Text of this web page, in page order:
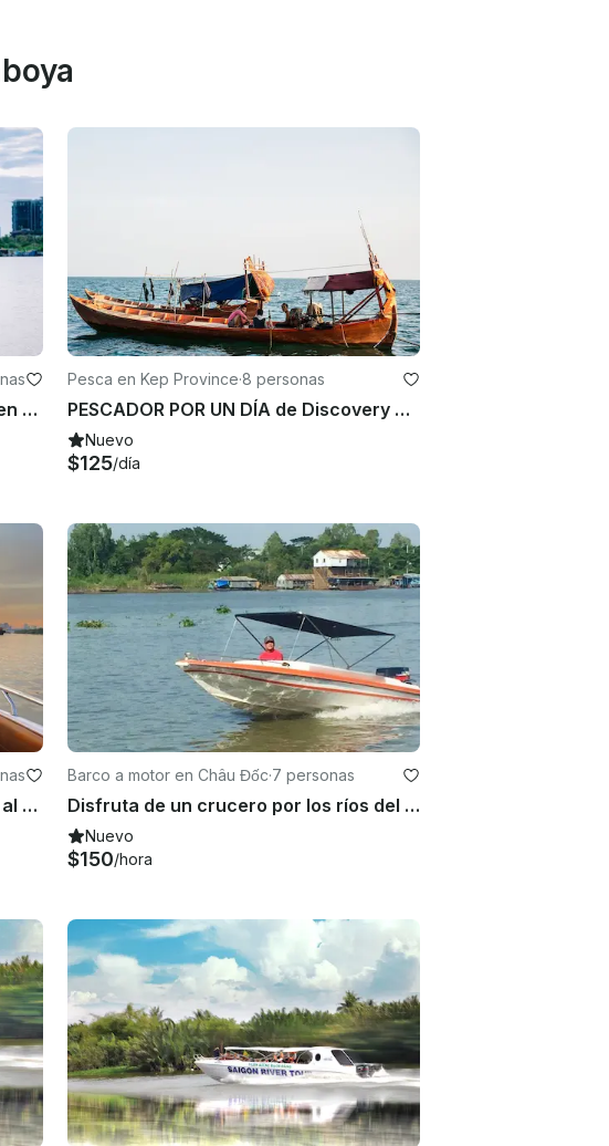
Hermoso barco abierto de madera en alquiler en Saigón
Pesca en Kep Province·8 personas
PESCADOR POR UN DÍA de Discovery Center, KEP WEST
Nuevo
$125/día
Tour romántico con cócteles gratis al atardecer en lancha rápida de lujo, HCMC
Barco a motor en Châu Đốc·7 personas
Disfruta de un crucero por los ríos del Mekong en Chau Doc o al sur de Vietnam
Nuevo
$150/hora